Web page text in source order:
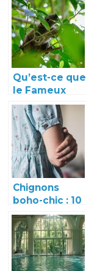
velo
inoubliables
Qu’est-ce que
le Fameux
Jungle
Habitat ?
Chignons
boho-chic : 10
exemples
dignes d’être
épinglés